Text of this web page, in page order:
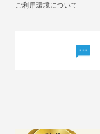
ご利用環境について